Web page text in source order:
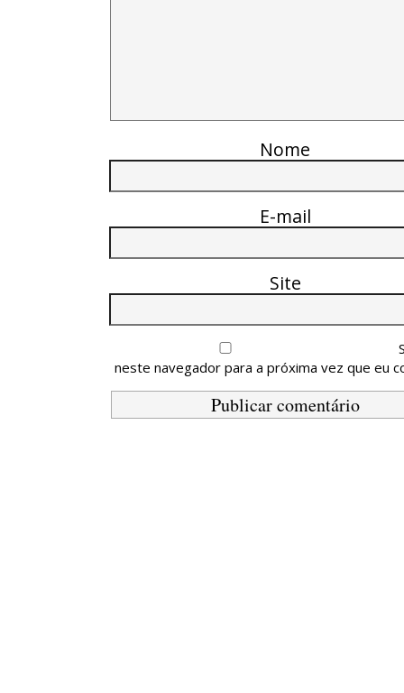
Nome
E-mail
Site
neste navegador para a próxima vez que eu